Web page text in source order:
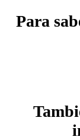
Para